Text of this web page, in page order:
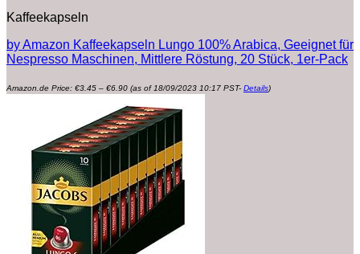
Kaffeekapseln
by Amazon Kaffeekapseln Lungo 100% Arabica, Geeignet für
Nespresso Maschinen, Mittlere Röstung, 20 Stück, 1er-Pack
Amazon.de Price: €3.45 – €6.90€3.45
€6.90
(as of 18/09/2023 10:17 PST- Details)